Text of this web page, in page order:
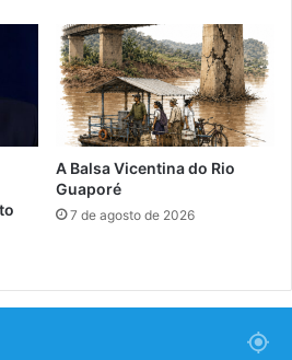
A Balsa Vicentina do Rio
Guaporé
7 de agosto de 2026